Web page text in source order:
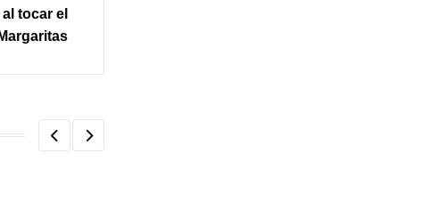
tocar el